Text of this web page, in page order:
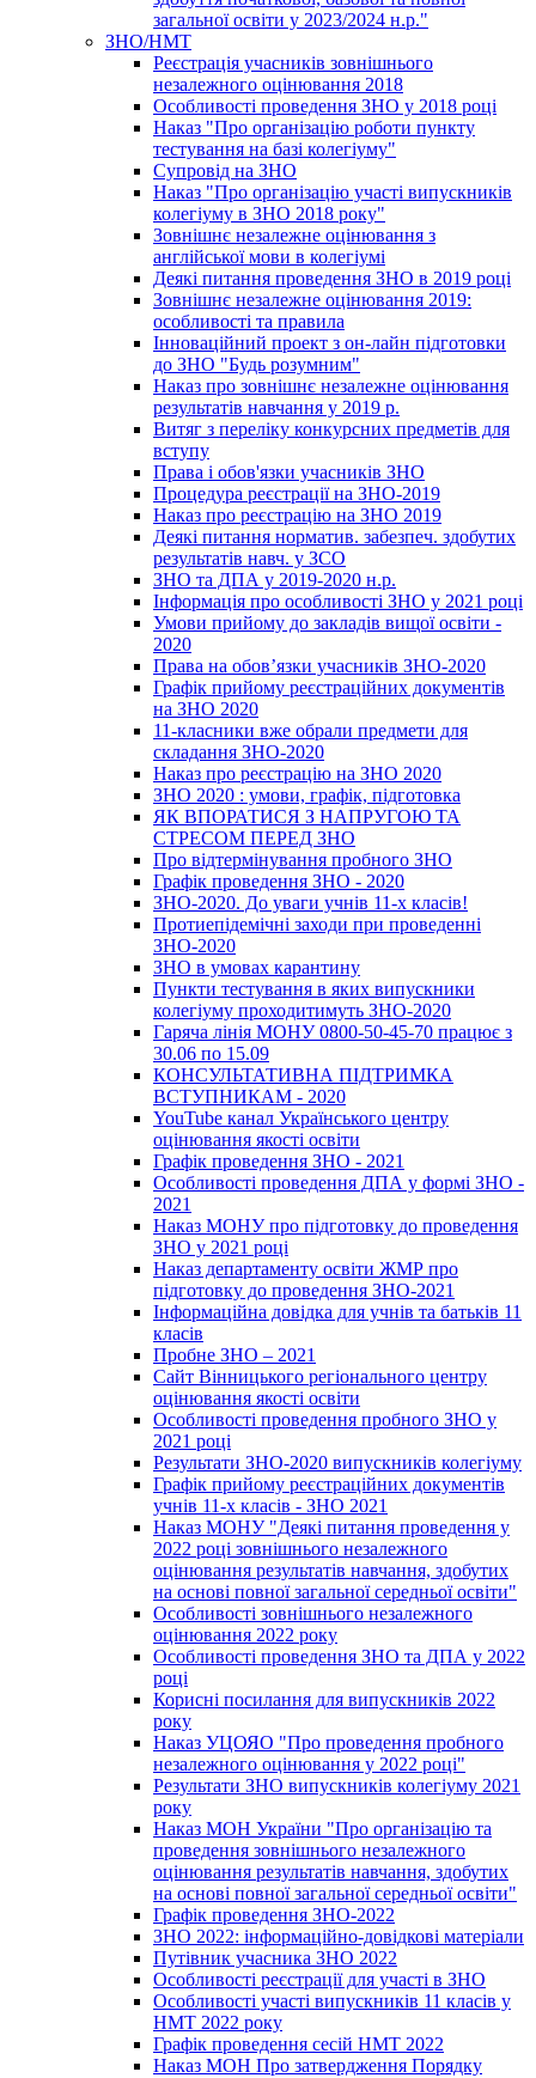
загальної освіти у 2023/2024 н.р."
ЗНО/НМТ
Реєстрація учасників зовнішнього
незалежного оцінювання 2018
Особливості проведення ЗНО у 2018 році
Наказ "Про організацію роботи пункту
тестування на базі колегіуму"
Супровід на ЗНО
Наказ "Про організацію участі випускників
колегіуму в ЗНО 2018 року"
Зовнішнє незалежне оцінювання з
англійської мови в колегіумі
Деякі питання проведення ЗНО в 2019 році
Зовнішнє незалежне оцінювання 2019:
особливості та правила
Інноваційний проект з он-лайн підготовки
до ЗНО "Будь розумним"
Наказ про зовнішнє незалежне оцінювання
результатів навчання у 2019 р.
Витяг з переліку конкурсних предметів для
вступу
Права і обов'язки учасників ЗНО
Процедура реєстрації на ЗНО-2019
Наказ про реєстрацію на ЗНО 2019
Деякі питання норматив. забезпеч. здобутих
результатів навч. у ЗСО
ЗНО та ДПА у 2019-2020 н.р.
Інформація про особливості ЗНО у 2021 році
Умови прийому до закладів вищої освіти -
2020
Права на обов’язки учасників ЗНО-2020
Графік прийому реєстраційних документів
на ЗНО 2020
11-класники вже обрали предмети для
складання ЗНО-2020
Наказ про реєстрацію на ЗНО 2020
ЗНО 2020 : умови, графік, підготовка
ЯК ВПОРАТИСЯ З НАПРУГОЮ ТА
СТРЕСОМ ПЕРЕД ЗНО
Про відтермінування пробного ЗНО
Графік проведення ЗНО - 2020
ЗНО-2020. До уваги учнів 11-х класів!
Протиепідемічні заходи при проведенні
ЗНО-2020
ЗНО в умовах карантину
Пункти тестування в яких випускники
колегіуму проходитимуть ЗНО-2020
Гаряча лінія МОНУ 0800-50-45-70 працює з
30.06 по 15.09
КОНСУЛЬТАТИВНА ПІДТРИМКА
ВСТУПНИКАМ - 2020
YouTube канал Українського центру
оцінювання якості освіти
Графік проведення ЗНО - 2021
Особливості проведення ДПА у формі ЗНО -
2021
Наказ МОНУ про підготовку до проведення
ЗНО у 2021 році
Наказ департаменту освіти ЖМР про
підготовку до проведення ЗНО-2021
Інформаційна довідка для учнів та батьків 11
класів
Пробне ЗНО – 2021
Сайт Вінницького регіонального центру
оцінювання якості освіти
Особливості проведення пробного ЗНО у
2021 році
Результати ЗНО-2020 випускників колегіуму
Графік прийому реєстраційних документів
учнів 11-х класів - ЗНО 2021
Наказ МОНУ "Деякі питання проведення у
2022 році зовнішнього незалежного
оцінювання результатів навчання, здобутих
на основі повної загальної середньої освіти"
Особливості зовнішнього незалежного
оцінювання 2022 року
Особливості проведення ЗНО та ДПА у 2022
році
Корисні посилання для випускників 2022
року
Наказ УЦОЯО "Про проведення пробного
незалежного оцінювання у 2022 році"
Результати ЗНО випускників колегіуму 2021
року
Наказ МОН України "Про організацію та
проведення зовнішнього незалежного
оцінювання результатів навчання, здобутих
на основі повної загальної середньої освіти"
Графік проведення ЗНО-2022
ЗНО 2022: інформаційно-довідкові матеріали
Путівник учасника ЗНО 2022
Особливості реєстрації для участі в ЗНО
Особливості участі випускників 11 класів у
НМТ 2022 року
Графік проведення сесій НМТ 2022
Наказ МОН Про затвердження Порядку